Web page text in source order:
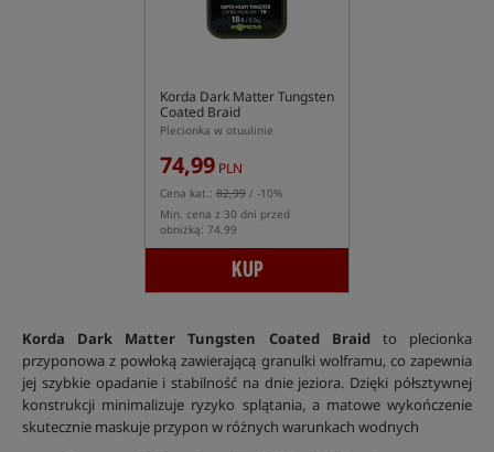
Korda Dark Matter Tungsten
Coated Braid
Plecionka w otuulinie
74,99 PLN
Cena kat.: 82,99 / -10%
Min. cena z 30 dni przed
obniżką: 74.99
KUP
Korda Dark Matter Tungsten Coated Braid to plecionka
przyponowa z powłoką zawierającą granulki wolframu, co zapewnia
jej szybkie opadanie i stabilność na dnie jeziora. Dzięki półsztywnej
konstrukcji minimalizuje ryzyko splątania, a matowe wykończenie
skutecznie maskuje przypon w różnych warunkach wodnych